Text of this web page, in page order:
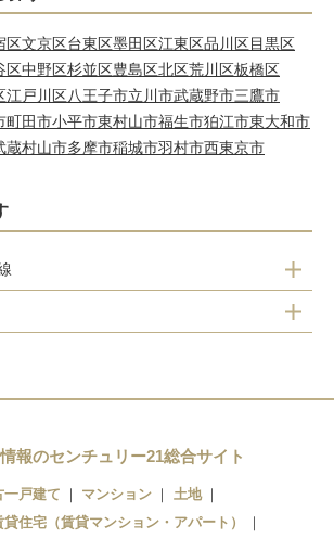
区文京区台東区墨田区江東区品川区目黒区
区中野区杉並区豊島区北区荒川区板橋区
江戸川区八王子市立川市武蔵野市三鷹市
町田市小平市東村山市福生市狛江市東大和市
蔵村山市多摩市稲城市羽村市西東京市
報のセンチュリー21総合サイト
一戸建て マンション
土地
貸住宅（賃貸マンション・アパート）